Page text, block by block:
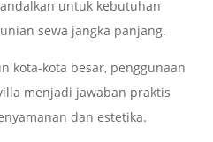
untuk kebutuhan
sewa jangka panjang.
kota-kota besar, penggunaan
menjadi jawaban praktis
dan estetika.